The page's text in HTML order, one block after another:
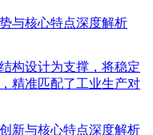
与核心特点深度解析
构设计为支撑，将稳定
精准匹配了工业生产对
新与核心特点深度解析